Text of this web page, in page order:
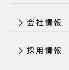
会社情報
採用情報